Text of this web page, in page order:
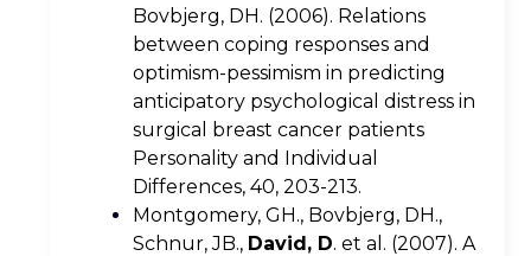
Bovbjerg, DH. (2006). Relations
between coping responses and
optimism-pessimism in predicting
anticipatory psychological distress in
surgical breast cancer patients
Personality and Individual
Differences, 40, 203-213.
Montgomery, GH., Bovbjerg, DH.,
Schnur, JB., David, D. et al. (2007). A